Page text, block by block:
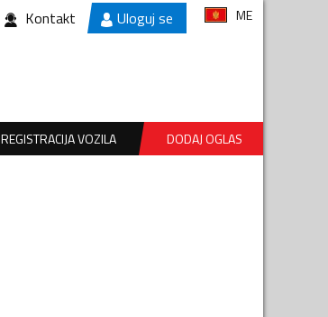
Kontakt Uloguj se ME
REGISTRACIJA VOZILA
DODAJ OGLAS